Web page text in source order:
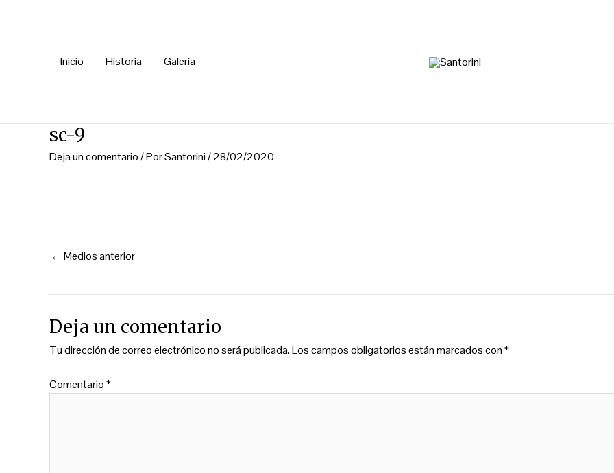
Inicio
Historia Galería
sc-9
Deja un comentario/ PorSantorini/28/02/2020
← Medios anterior
Deja un comentario
Tu dirección de correo electrónico no será publicada.Los campos obligatorios están marcados con*
Comentario*